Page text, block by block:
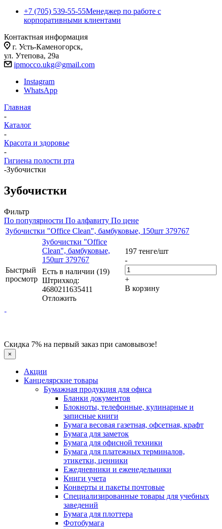
+7 (705) 539-55-55Менеджер по работе с
корпоративными клиентами
Контактная информация
г. Усть-Каменогорск,
ул. Утепова, 29а
ipmocco.ukg@gmail.com
Instagram
WhatsApp
Главная
-
Каталог
-
Красота и здоровье
-
Гигиена полости рта
-Зубочистки
Зубочистки
Фильтр
По популярности По алфавиту По цене
Зубочистки "Office Clean", бамбуковые, 150шт 379767
Быстрый
просмотр
Зубочистки "Office
Clean", бамбуковые,
150шт 379767
Есть в наличии (19)
Штрихкод:
4680211635411
Отложить
197 тенге/шт
-
+
В корзину
Скидка 7% на первый заказ при самовывозе!
×
Акции
Канцелярские товары
Бумажная продукция для офиса
Бланки документов
Блокноты, телефонные, кулинарные и
записные книги
Бумага весовая газетная, офсетная, крафт
Бумага для заметок
Бумага для офисной техники
Бумага для платежных терминалов,
этикетки, ценники
Ежедневники и еженедельники
Книги учета
Конверты и пакеты почтовые
Специализированные товары для учебных
заведений
Бумага для плоттера
Фотобумага